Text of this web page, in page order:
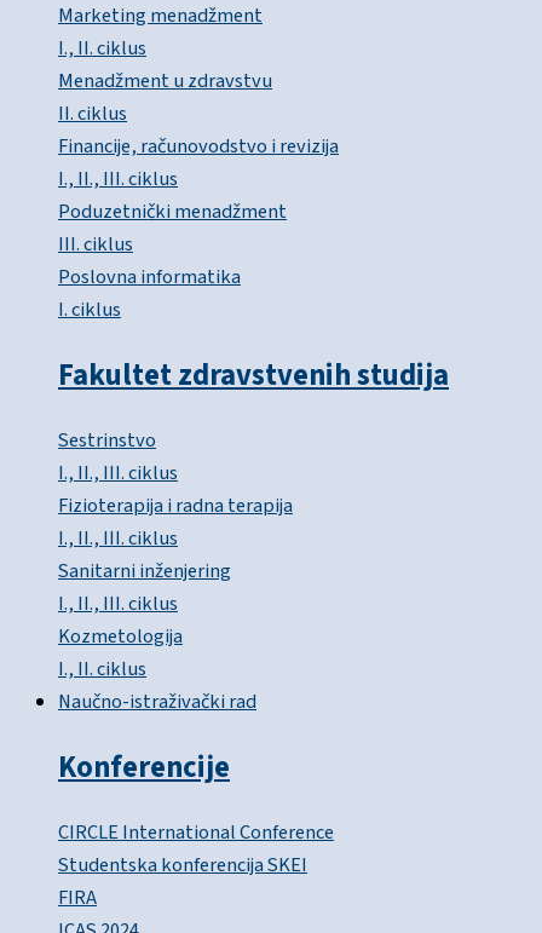
Marketing menadžment
I., II. ciklus
Menadžment u zdravstvu
II. ciklus
Financije, računovodstvo i revizija
I., II., III. ciklus
Poduzetnički menadžment
III. ciklus
Poslovna informatika
I. ciklus
Fakultet zdravstvenih studija
Sestrinstvo
I., II., III. ciklus
Fizioterapija i radna terapija
I., II., III. ciklus
Sanitarni inženjering
I., II., III. ciklus
Kozmetologija
I., II. ciklus
Naučno-istraživački rad
Konferencije
CIRCLE International Conference
Studentska konferencija SKEI
FIRA